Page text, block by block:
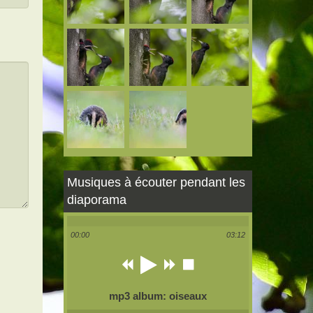
Musiques à écouter pendant les
diaporama
00:00 03:12
mp3 album: oiseaux